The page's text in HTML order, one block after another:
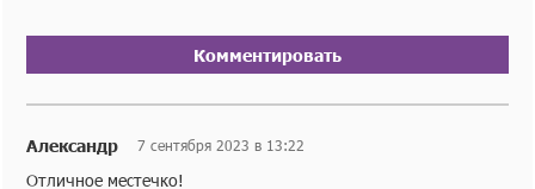
Комментировать
Александр 7 сентября 2023 в 13:22
Отличное местечко!